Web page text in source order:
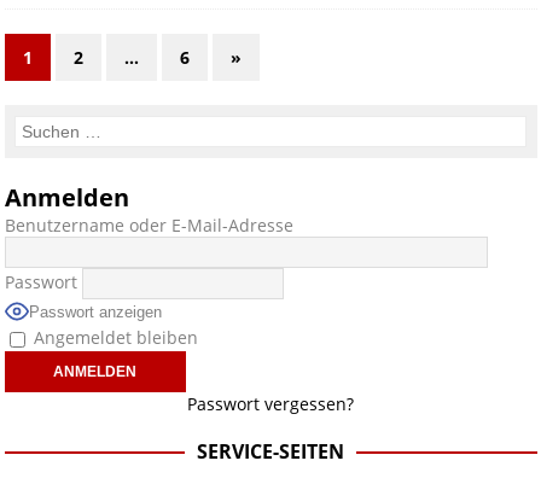
1 2 … 6 »
Anmelden
Benutzername oder E-Mail-Adresse
Passwort
Passwort anzeigen
Angemeldet bleiben
Passwort vergessen?
SERVICE-SEITEN